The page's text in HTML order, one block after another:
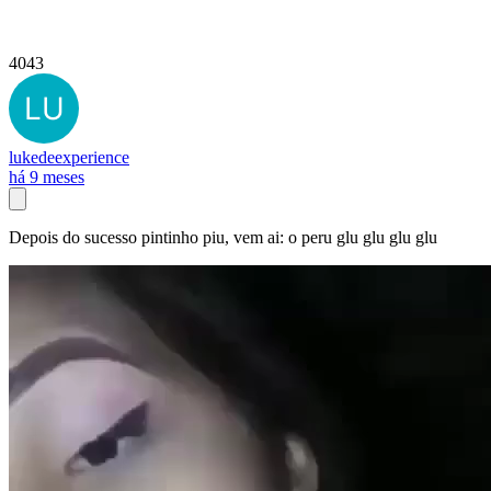
4043
lukedeexperience
há 9 meses
Depois do sucesso pintinho piu, vem ai: o peru glu glu glu glu